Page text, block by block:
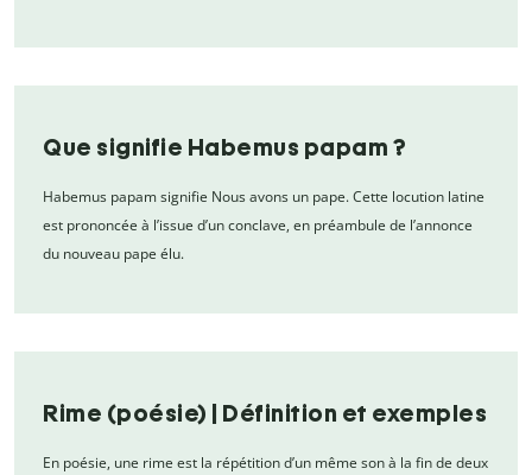
Que signifie Habemus papam ?
Habemus papam signifie Nous avons un pape. Cette locution latine
est prononcée à l’issue d’un conclave, en préambule de l’annonce
du nouveau pape élu.
Rime (poésie) | Définition et exemples
En poésie, une rime est la répétition d’un même son à la fin de deux